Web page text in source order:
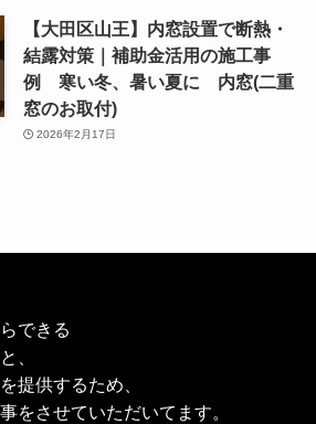
【大田区山王】内窓設置で断熱・
結露対策｜補助金活用の施工事
例 寒い冬、暑い夏に 内窓(二重
窓のお取付)
2026年2月17日
できる
、
提供するため、
をさせていただいてます。